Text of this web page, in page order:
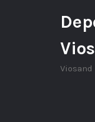
Viosand